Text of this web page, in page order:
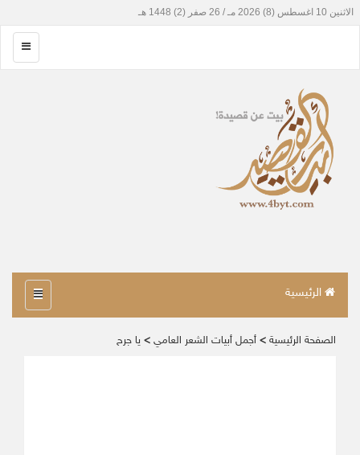
الرئيسية
الصفحة الرئيسية > أجمل أبيات الشعر العامي > يا جرح